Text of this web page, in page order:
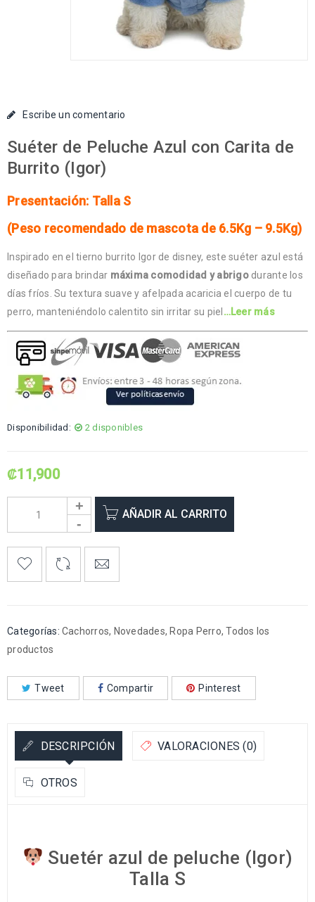
Escribe un comentario
Suéter de Peluche Azul con Carita de
Burrito (Igor)
Presentación: Talla S
(Peso recomendado de mascota de 6.5Kg – 9.5Kg)
Inspirado en el tierno burrito Igor de disney, este suéter azul está
diseñado para brindar máxima comodidad y abrigodurante los
días fríos. Su textura suave y afelpada acaricia el cuerpo de tu
perro, manteniéndolo calentito sin irritar su piel …Leer más
Disponibilidad: 2 disponibles
₡11,900
AÑADIR AL CARRITO
Categorías: Cachorros, Novedades, Ropa Perro,Todos los
productos
Tweet Compartir Pinterest
DESCRIPCIÓN VALORACIONES (0)
OTROS
Suetér azul de peluche (Igor)
Talla S